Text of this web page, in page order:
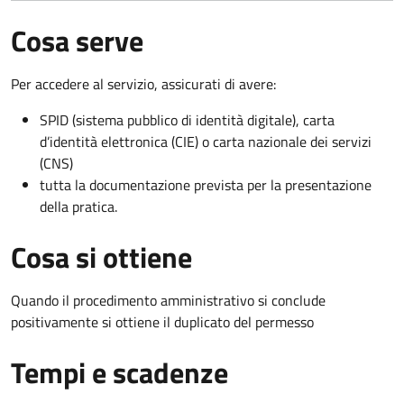
Cosa serve
Per accedere al servizio, assicurati di avere:
SPID (sistema pubblico di identità digitale), carta
d’identità elettronica (CIE) o carta nazionale dei servizi
(CNS)
tutta la documentazione prevista per la presentazione
della pratica.
Cosa si ottiene
Quando il procedimento amministrativo si conclude
positivamente si ottiene il duplicato del permesso
Tempi e scadenze